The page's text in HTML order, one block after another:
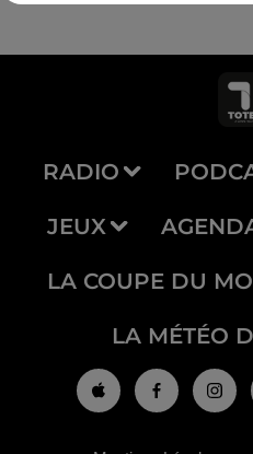
RADIO
JEUX
LA COUPE DU
LA MÉTÉO